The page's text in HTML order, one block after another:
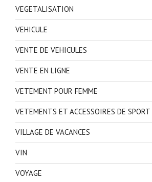
VEGETALISATION
VEHICULE
VENTE DE VEHICULES
VENTE EN LIGNE
VETEMENT POUR FEMME
VETEMENTS ET ACCESSOIRES DE SPORT
VILLAGE DE VACANCES
VIN
VOYAGE